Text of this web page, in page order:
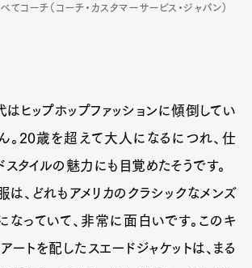
Columnist
About
Pen Meet
Pen tw
コーチ（コーチ・カスタマーサービス・ジャパン）
ヒップホップファッションに傾倒してい
。20歳を超えて大人になるにつれ、仕
タイルの魅力にも目覚めたそうです。
は、どれもアメリカのクラシックなメンズ
なっていて、非常に面白いです。このキ
ートを配したスエードジャケットは、まる